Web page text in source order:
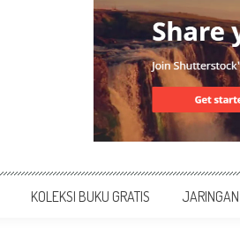
KOLEKSI BUKU GRATIS